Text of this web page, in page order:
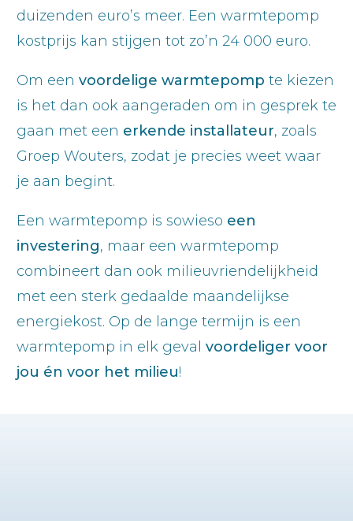
duizenden euro’s meer. Een warmtepomp
kostprijs kan stijgen tot zo’n 24 000 euro.
Om een voordelige warmtepomp te kiezen
is het dan ook aangeraden om in gesprek te
gaan met een erkende installateur, zoals
Groep Wouters, zodat je precies weet waar
je aan begint.
Een warmtepomp is sowieso een
investering, maar een warmtepomp
combineert dan ook milieuvriendelijkheid
met een sterk gedaalde maandelijkse
energiekost. Op de lange termijn is een
warmtepomp in elk geval voordeliger voor
jou én voor het milieu!